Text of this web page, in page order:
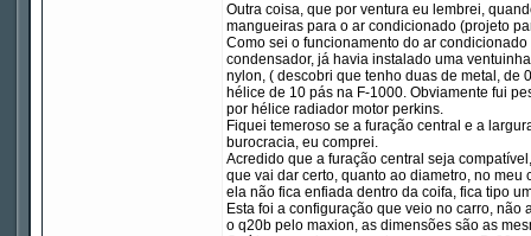
Outra coisa, que por ventura eu lembrei,
mangueiras para o ar condicionado (projeto
Como sei o funcionamento do ar
condensador, já havia instalado uma
nylon, ( descobri que tenho duas de metal, de
hélice de 10 pás na F-1000. Obviamente fui
por hélice radiador motor perkins.
Fiquei temeroso se a furação central e a
burocracia, eu comprei.
Acredido que a furação central seja
que vai dar certo, quanto ao diametro, no
ela não fica enfiada dentro da coifa, fica tipo
Esta foi a configuração que veio no carro,
o q20b pelo maxion, as dimensões são as